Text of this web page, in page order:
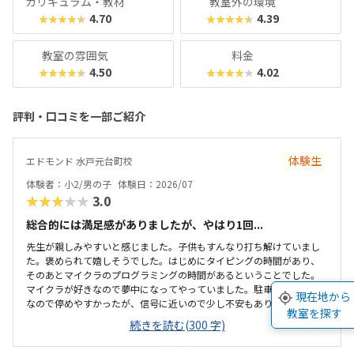
★★★★★ 4.70 ★★★★★ 4.39
教室の雰囲気
★★★★★ 4.50
料金
★★★★★ 4.02
評判・口コミを一部ご紹介
エドモンド 水戸元台町校 体験生
体験者：小2/男の子 体験日：2026/07
★★★★★ 3.0
総合的には満足感がありましたが、やはり1回...
先生が親しみやすいと感じました。子供もすんなり打ち解けていまし
た。褒められて嬉しそうでした。はじめにタイピングの時間があり、
そのあとマイクラのプログラミングの時間があるということでした。
マイクラが好きなので夢中になってやっていました。駐車場はひろめ
なので停めやすかったが、信号に近いので少し不安もありました。清
潔感がありました。冷房も効いていて過ごしやすいと感じました。机
や椅子も使いやすそうでした。月のうち2回で、自由に日程を決められ
るのは嬉しいと感じました。1回にかかる費用が安くはないので考えて
続きを読む(300 字)
現在地から
教室を探す